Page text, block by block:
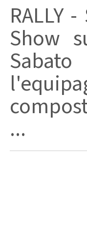
RALLY
Show
...